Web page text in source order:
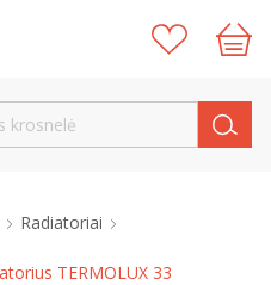
Radiatoriai
TERMOLUX 33